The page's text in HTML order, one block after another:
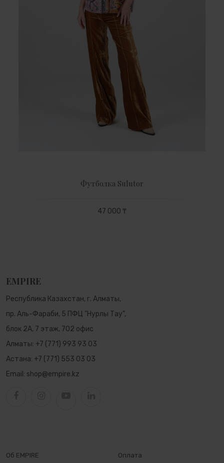
Футболка Sulutor
47 000 ₸
EMPIRE
Республика Казахстан, г. Алматы,
пр. Аль-Фараби, 5 ПФЦ "Нурлы Тау",
блок 2А, 7 этаж, 702 офис
Алматы: +7 (771) 993 93 03
Астана: +7 (771) 553 03 03
Email: shop@empire.kz
Об EMPIRE Оплата